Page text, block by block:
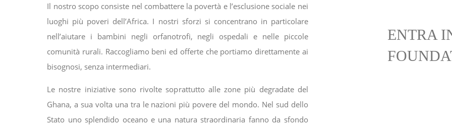
Il nostro scopo consiste nel combattere la povertà e l’esclusione sociale nei
luoghi più poveri dell’Africa. I nostri sforzi si concentrano in particolare
nell’aiutare i bambini negli orfanotrofi, negli ospedali e nelle piccole
comunità rurali. Raccogliamo beni ed offerte che portiamo direttamente ai
bisognosi, senza intermediari.
Le nostre iniziative sono rivolte soprattutto alle zone più degradate del
Ghana, a sua volta una tra le nazioni più povere del mondo. Nel sud dello
Stato uno splendido oceano e una natura straordinaria fanno da sfondo
ENTRA